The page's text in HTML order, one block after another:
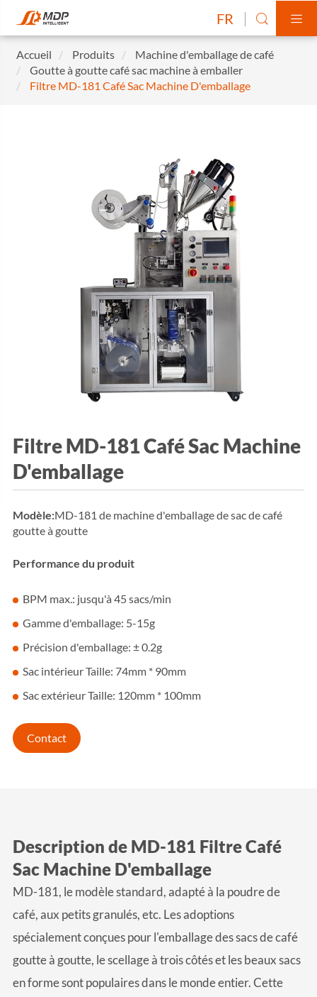
FR  
Accueil Produits
Machine d'emballage de café
Goutte à goutte café sac machine à emballer
Filtre MD-181 Café Sac Machine D'emballage
Filtre MD-181 Café Sac Machine
D'emballage
Modèle:MD-181 de machine d'emballage de sac de café
goutte à goutte
Performance du produit
BPM max.: jusqu'à 45 sacs/min
Gamme d'emballage: 5-15g
Précision d'emballage: ± 0.2g
Sac intérieur Taille: 74mm * 90mm
Sac extérieur Taille: 120mm * 100mm
Contact
Description de MD-181 Filtre Café
Sac Machine D'emballage
MD-181, le modèle standard, adapté à la poudre de
café, aux petits granulés, etc. Les adoptions
spécialement conçues pour l'emballage des sacs de café
goutte à goutte, le scellage à trois côtés et les beaux sacs
en forme sont populaires dans le monde entier. Cette